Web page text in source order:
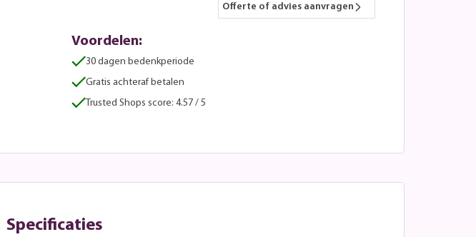
Offerte of advies aanvragen
Voordelen:
30 dagen bedenkperiode
Gratis achteraf betalen
Trusted Shops score: 4.57 / 5
Specificaties